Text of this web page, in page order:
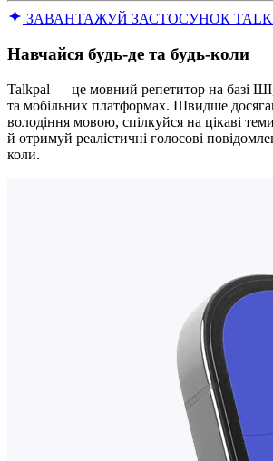
ЗАВАНТАЖУЙ ЗАСТОСУНОК
Навчайся будь-де та будь-коли
Talkpal — це мовний репетитор на базі
та мобільних платформах. Швидше
володіння мовою, спілкуйся на цікаві
й отримуй реалістичні голосові
коли.